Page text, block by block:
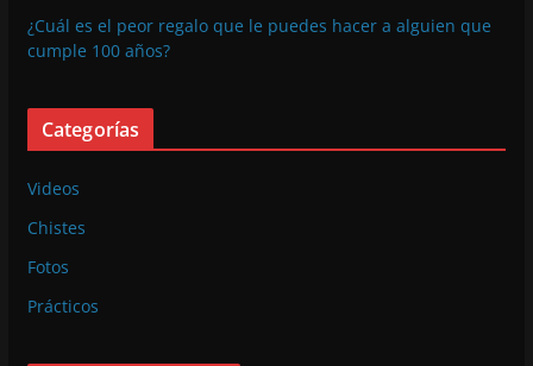
¿Cuál es el peor regalo que le puedes hacer a alguien que
cumple 100 años?
Categorías
Videos
Chistes
Fotos
Prácticos